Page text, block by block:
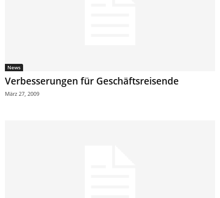
News
Verbesserungen für Geschäftsreisende
März 27, 2009